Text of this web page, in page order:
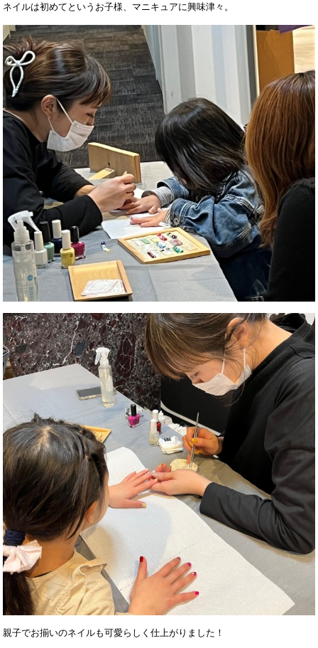
ネイルは初めてというお子様、マニキュアに興味津々。
親子でお揃いのネイルも可愛らしく仕上がりました！